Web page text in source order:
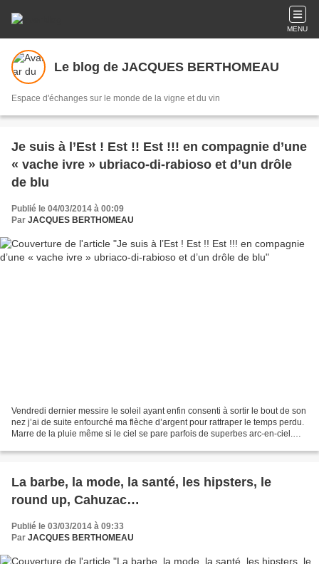
MENU
Le blog de JACQUES BERTHOMEAU
Espace d'échanges sur le monde de la vigne et du vin
Je suis à l’Est ! Est !! Est !!! en compagnie d’une
« vache ivre » ubriaco-di-rabioso et d’un drôle
de blu
Publié le 04/03/2014 à 00:09
Par JACQUES BERTHOMEAU
Vendredi dernier messire le soleil ayant enfin consenti à sortir le bout de son
nez j’ai de suite enfourché ma flèche d’argent pour rattraper le temps perdu.
Marre de la pluie même si le ciel se pare parfois de superbes arc-en-ciel.
La barbe, la mode, la santé, les hipsters, le
round up, Cahuzac…
Publié le 03/03/2014 à 09:33
Par JACQUES BERTHOMEAU